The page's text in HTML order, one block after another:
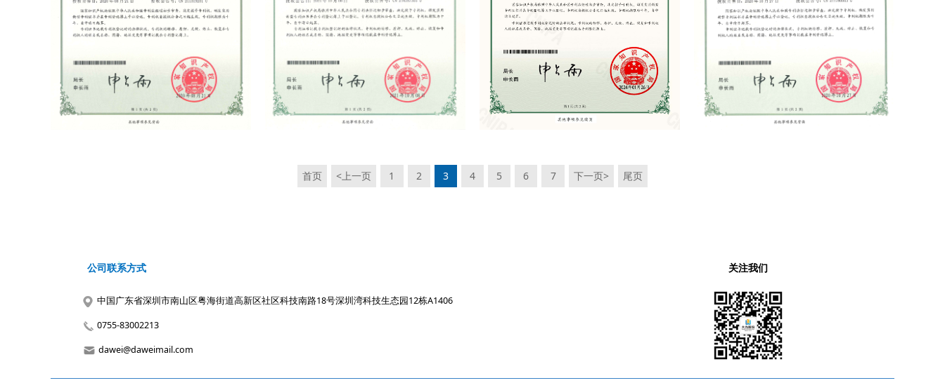
首页 <上一页 1 2 3 4 5 6 7 下一页> 尾页
公司联系方式
中国广东省深圳市南山区粤海街道高新区社区科技南路18号深圳湾科技生态园12栋A1406
0755-83002213
dawei@daweimail.com
关注我们